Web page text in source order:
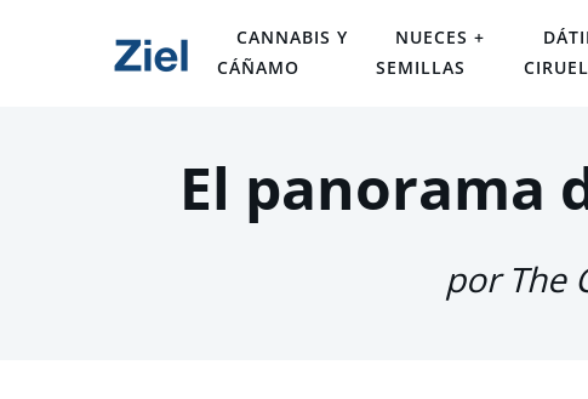
CANNABIS Y
CÁÑAMO
NUECES +
SEMILLAS
El panorama
por The